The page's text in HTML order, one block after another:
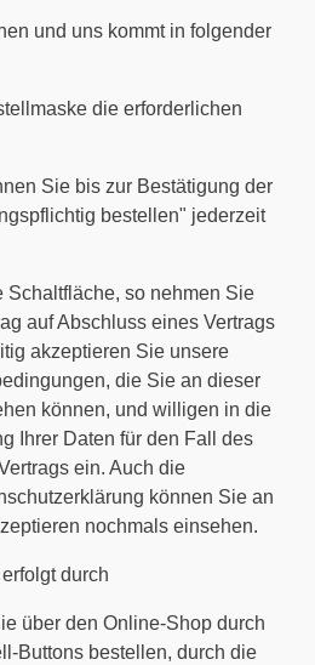
und uns kommt in folgender
die erforderlichen
Sie bis zur Bestätigung der
bestellen" jederzeit
Schaltfläche, so nehmen Sie
auf Abschluss eines Vertrags
akzeptieren Sie unsere
die Sie an dieser
können, und willigen in die
Ihrer Daten für den Fall des
ein. Auch die
können Sie an
nochmals einsehen.
durch
über den Online-Shop durch
Buttons bestellen, durch die